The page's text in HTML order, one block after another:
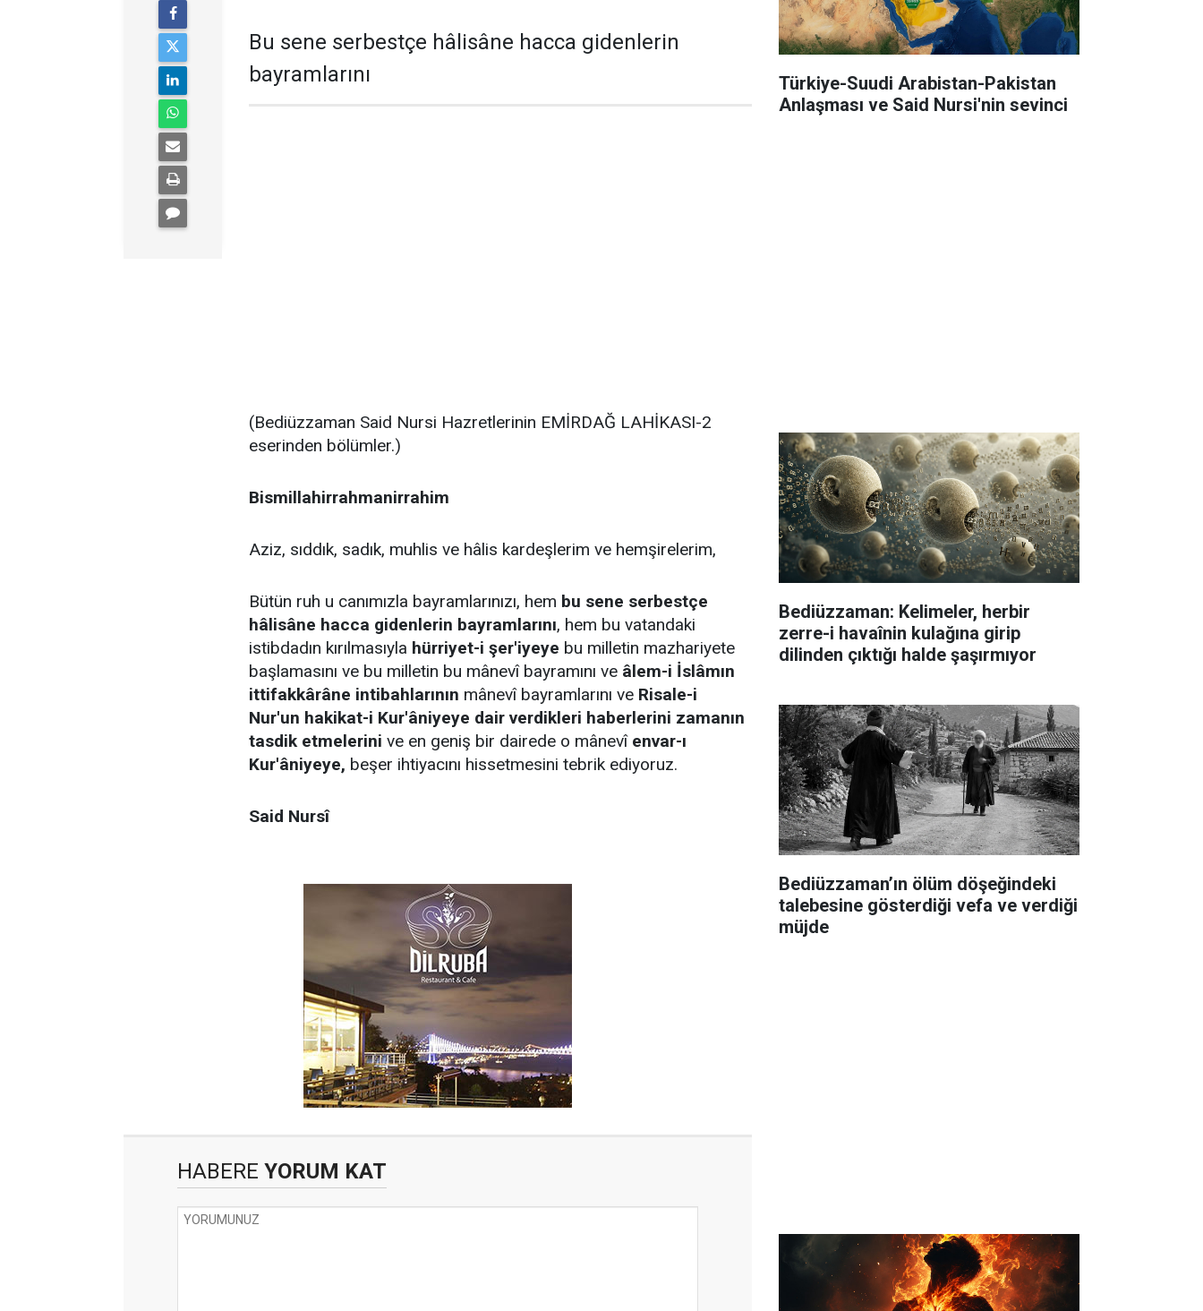
Bu sene serbestçe hâlisâne hacca gidenlerin
bayramlarını
(Bediüzzaman Said Nursi Hazretlerinin EMİRDAĞ LAHİKASI-2
eserinden bölümler.)
Bismillahirrahmanirrahim
Aziz, sıddık, sadık, muhlis ve hâlis kardeşlerim ve hemşirelerim,
Bütün ruh u canımızla bayramlarınızı, hem bu sene serbestçe
hâlisâne hacca gidenlerin bayramlarını, hem bu vatandaki
istibdadın kırılmasıyla hürriyet-i şer'iyeye bu milletin mazhariyete
başlamasını ve bu milletin bu mânevî bayramını ve âlem-i İslâmın
ittifakkârâne intibahlarının mânevî bayramlarını ve Risale-i
Nur'un hakikat-i Kur'âniyeye dair verdikleri haberlerini zamanın
tasdik etmelerini ve en geniş bir dairede o mânevî envar-ı
Kur'âniyeye, beşer ihtiyacını hissetmesini tebrik ediyoruz.
Said Nursî
HABERE YORUM KAT
Türkiye-Suudi Arabistan-Pakistan
Anlaşması ve Said Nursi'nin sevinci
Bediüzzaman: Kelimeler, herbir
zerre-i havaînin kulağına girip
dilinden çıktığı halde şaşırmıyor
Bediüzzaman’ın ölüm döşeğindeki
talebesine gösterdiği vefa ve verdiği
müjde